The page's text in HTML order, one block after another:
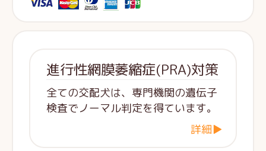
進行性網膜萎縮症(PRA)対策
全ての交配犬は、専門機関の遺伝子
検査でノーマル判定を得ています。
詳細▶